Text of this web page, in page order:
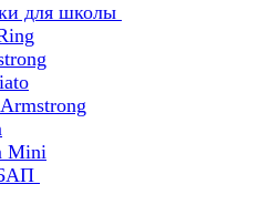
для школы
Mini